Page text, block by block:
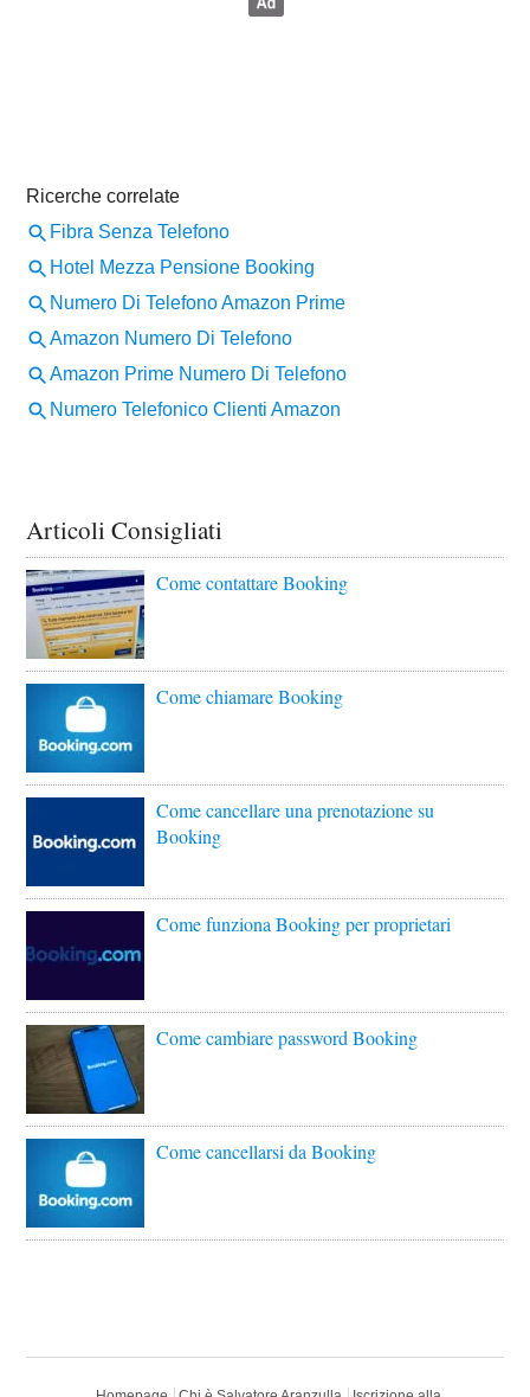
Articoli Consigliati
Come contattare Booking
Come chiamare Booking
Come cancellare una prenotazione su
Booking
Come funziona Booking per proprietari
Come cambiare password Booking
Come cancellarsi da Booking